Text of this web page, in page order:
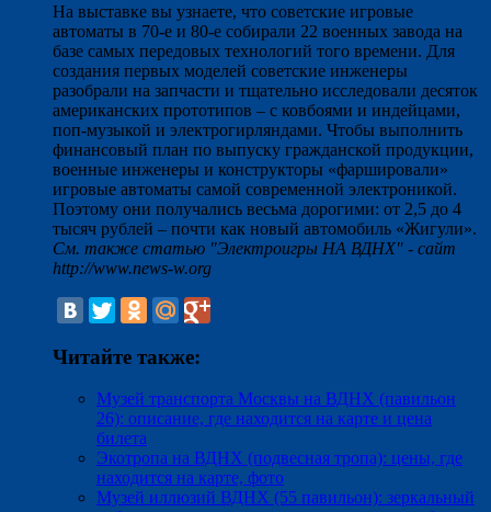
На выставке вы узнаете, что советские игровые
автоматы в 70-е и 80-е собирали 22 военных завода на
базе самых передовых технологий того времени. Для
создания первых моделей советские инженеры
разобрали на запчасти и тщательно исследовали десяток
американских прототипов – с ковбоями и индейцами,
поп-музыкой и электрогирляндами. Чтобы выполнить
финансовый план по выпуску гражданской продукции,
военные инженеры и конструкторы «фаршировали»
игровые автоматы самой современной электроникой.
Поэтому они получались весьма дорогими: от 2,5 до 4
тысяч рублей – почти как новый автомобиль «Жигули».
См. также статью "Электроигры НА ВДНХ" - сайт
http://www.news-w.org
Читайте также:
Музей транспорта Москвы на ВДНХ (павильон
26): описание, где находится на карте и цена
билета
Экотропа на ВДНХ (подвесная тропа): цены, где
находится на карте, фото
Музей иллюзий ВДНХ (55 павильон): зеркальный